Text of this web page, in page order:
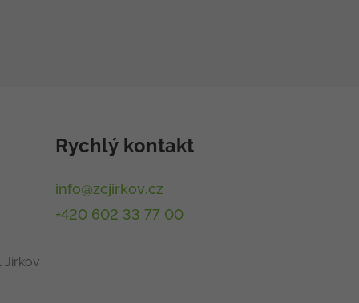
Jirkov
Rychlý kontakt
info@zcjirkov.cz
+420 602 33 77 00